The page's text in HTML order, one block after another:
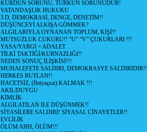
KÜRDÜN SORUNU, TÜRKÜN SORUNUDUR!
VATANDAŞLIK HUKUKU
3 D, DEMOKRASİ, DENGE, DENETİM!!
DÜŞÜNCEYİ ALKIŞA GÖMMEK?
ALGILARIYLA OYNANAN TOPLUM, KİŞİ!!
MUTSUZLUK CUKURU!! “U” “V” ÇUKURLARI !!!
YASA/YARGI = ADALET
TİLKİ TAKTİĞİ/KURNAZLIĞI!!
NEDEN SONUÇ İLİŞKİSİ!!!
MUHALEFETE SALDIRI, DEMOKRASYE SALDIRIDIR!!
HERKES BUTLAN!!
HACETSİZ, (İhtiyaçsız) KALMAK !!!
AKIL/DUYGU
KİMLİK
ALGILATILAN İLE DÜŞÜNMEK!!
SİYASİLERE SALDIRI! SİYASAL CİNAYETLER!!
EVLİLİK
ÖLÜM AHH, ÖLÜM!!!